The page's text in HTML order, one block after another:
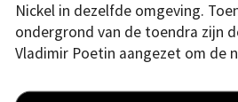
Nickel in dezelfde omgeving.
ondergrond van de toendra zijn
Vladimir Poetin aangezet om de